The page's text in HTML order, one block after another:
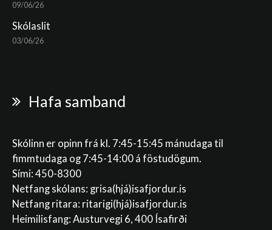
09/06/26
Skólaslit
03/06/26
Hafa samband
Skólinn er opinn frá kl. 7:45-15:45 mánudaga til
fimmtudaga og 7:45-14:00 á föstudögum.
Sími: 450-8300
Netfang skólans: grisa(hjá)isafjordur.is
Netfang ritara: ritarigi(hjá)isafjordur.is
Heimilisfang: Austurvegi 6, 400 Ísafirði